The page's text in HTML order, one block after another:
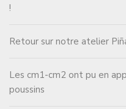
!
Retour sur notre atelier
Les cm1-cm2 ont pu en
poussins